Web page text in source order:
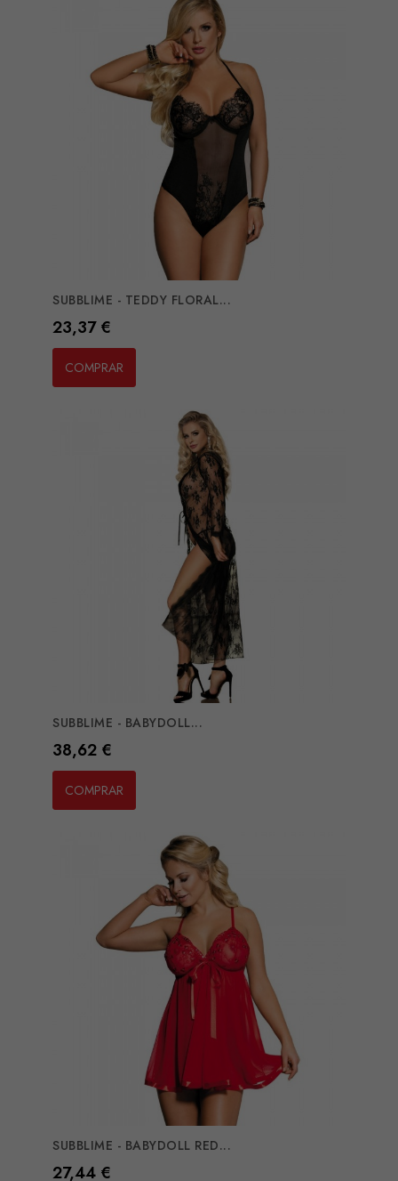
SUBBLIME - TEDDY FLORAL...
Preço
23,37 €
COMPRAR
SUBBLIME - BABYDOLL...
Preço
38,62 €
COMPRAR
SUBBLIME - BABYDOLL RED...
Preço
27,44 €